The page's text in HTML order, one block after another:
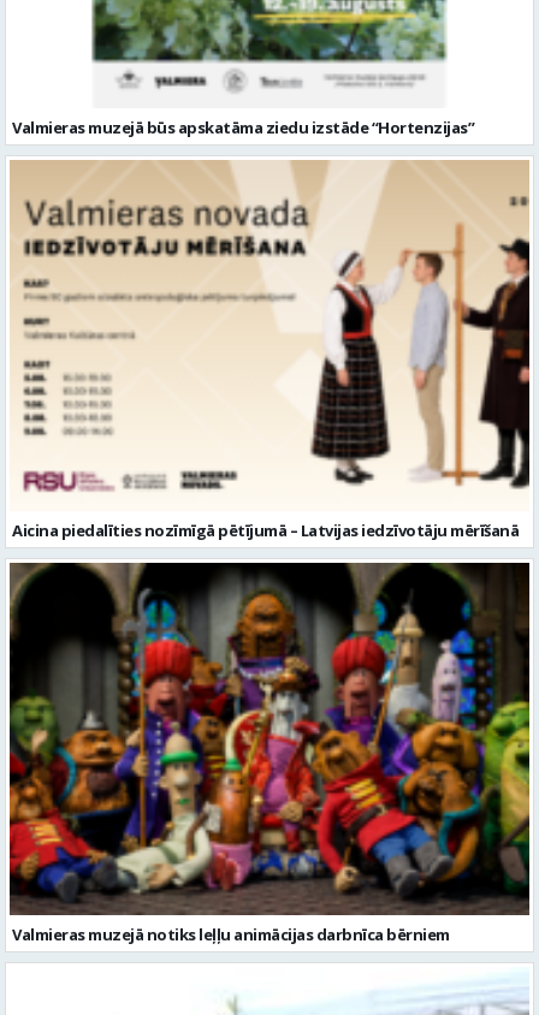
Valmieras muzejā būs apskatāma ziedu izstāde “Hortenzijas”
Aicina piedalīties nozīmīgā pētījumā – Latvijas iedzīvotāju mērīšanā
Valmieras muzejā notiks leļļu animācijas darbnīca bērniem